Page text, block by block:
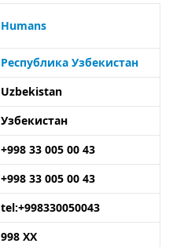
Humans
Республика Узбекистан
Uzbekistan
Узбекистан
+998 33 005 00 43
+998 33 005 00 43
tel:+998330050043
998 XX